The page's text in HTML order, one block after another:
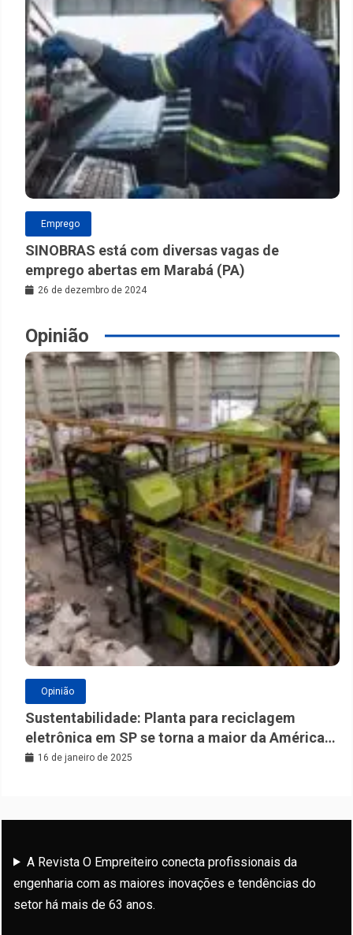
Emprego
SINOBRAS está com diversas vagas de
emprego abertas em Marabá (PA)
26 de dezembro de 2024
Opinião
Opinião
Sustentabilidade: Planta para reciclagem
eletrônica em SP se torna a maior da América
Latina
16 de janeiro de 2025
A Revista O Empreiteiro conecta profissionais da
engenharia com as maiores inovações e tendências do
setor há mais de 63 anos.